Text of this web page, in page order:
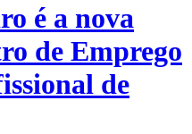
é a nova
de Emprego
de